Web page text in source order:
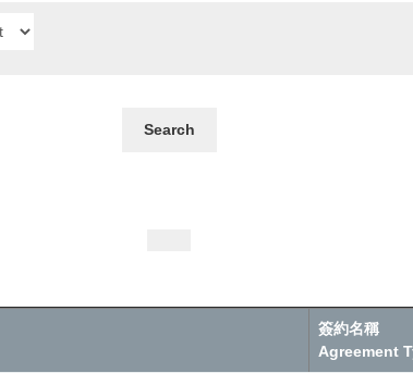
Search
簽約名稱
Agreement